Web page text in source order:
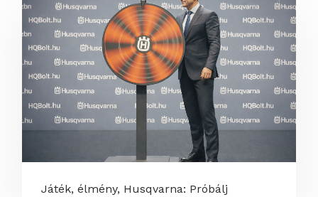
Játék, élmény, Husqvarna: Próbálj